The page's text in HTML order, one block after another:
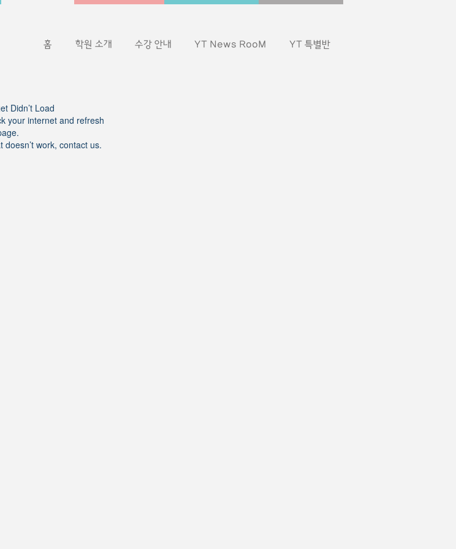
홈 학원 소개 수강 안내 YT News RooM YT 특별반
Didn’t Load
your internet and refresh
doesn’t work, contact us.